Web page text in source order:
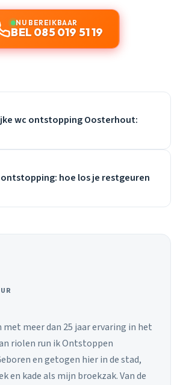
NU BEREIKBAAR
BEL 085 019 51 19
wc ontstopping Oosterhout:
hoe los je restgeuren
met meer dan 25 jaar ervaring in het
riolen run ik Ontstoppen
en getogen hier in de stad,
en kade als mijn broekzak. Van de